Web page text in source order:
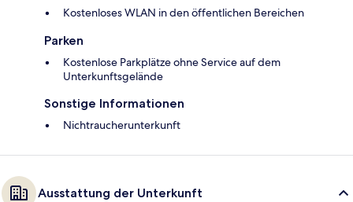
Kostenloses WLAN in den öffentlichen Bereichen
Parken
Kostenlose Parkplätze ohne Service auf dem
Unterkunftsgelände
Sonstige Informationen
Nichtraucherunterkunft
Ausstattung der Unterkunft